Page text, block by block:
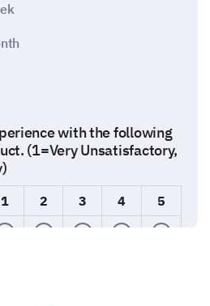
with the following
(1=Very Unsatisfactory,
1 2 3 4
5